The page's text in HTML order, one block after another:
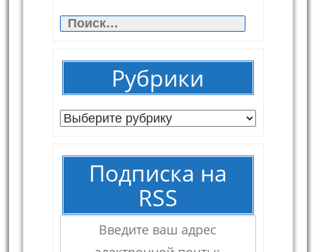
Найти:
Рубрики
Рубрики
Подписка на
RSS
Введите ваш адрес